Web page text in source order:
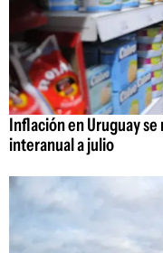
Inflación en Uruguay
interanual a julio